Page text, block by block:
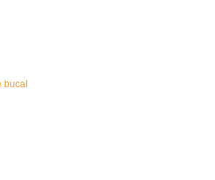
bucal